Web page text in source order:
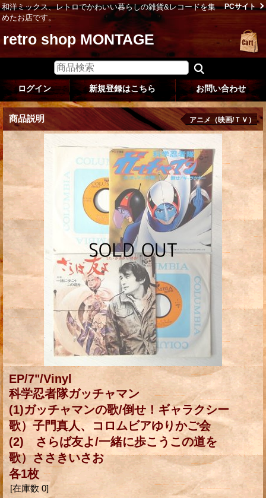
和洋ミックス、レトロでかわいい暮らしの雑貨&レコードを集
めたお店です。
PCサイト
retro shop MONTAGE
ログイン 新規登録はこちら お問い合わせ
商品説明 アニメ（映画/ＴＶ）
EP/7"/Vinyl
科学忍者隊ガッチャマン
(1)ガッチャマンの歌/倒せ！ギャラクシー
歌）子門真人、コロムビアゆりかご会
(2) さらば友よ/一緒に歩こうこの道を
歌）ささきいさお
各1枚
[在庫数 0]